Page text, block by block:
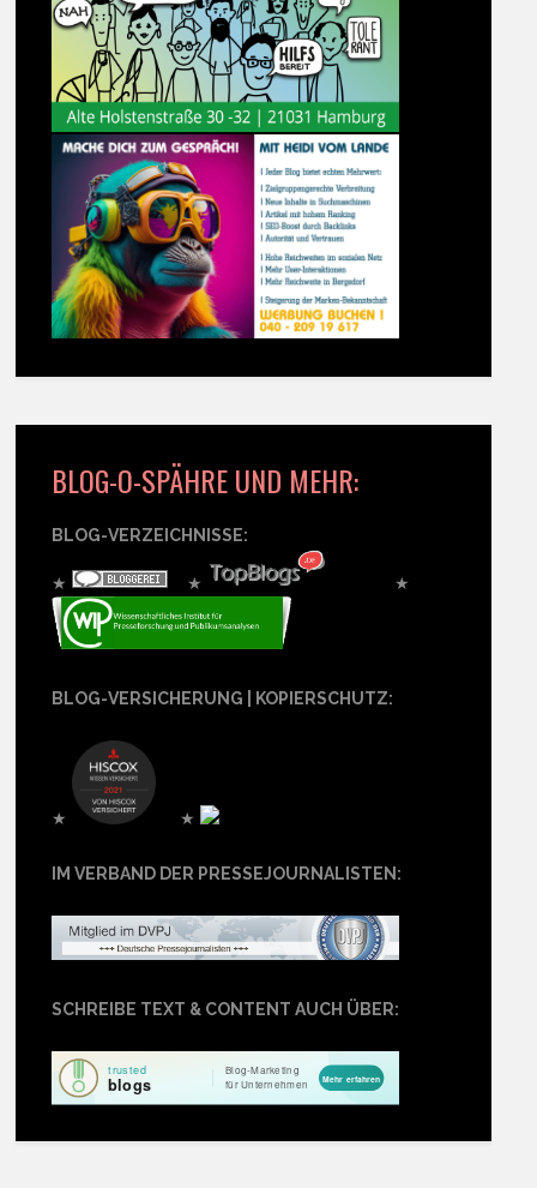
BLOG-O-SPÄHRE UND MEHR:
BLOG-VERZEICHNISSE:
★ ★ ★
BLOG-VERSICHERUNG | KOPIERSCHUTZ:
★ ★
IM VERBAND DER PRESSEJOURNALISTEN:
SCHREIBE TEXT & CONTENT AUCH ÜBER: